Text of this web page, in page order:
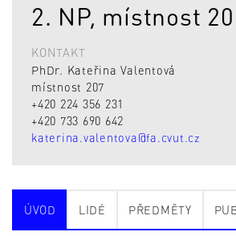
2. NP, místnost
KONTAKT
PhDr. Kateřina Valentová
místnost 207
+420 224 356 231
+420 733 690 642
katerina.valentova@fa.cvut.cz
ÚVOD LIDÉ PŘEDMĚTY